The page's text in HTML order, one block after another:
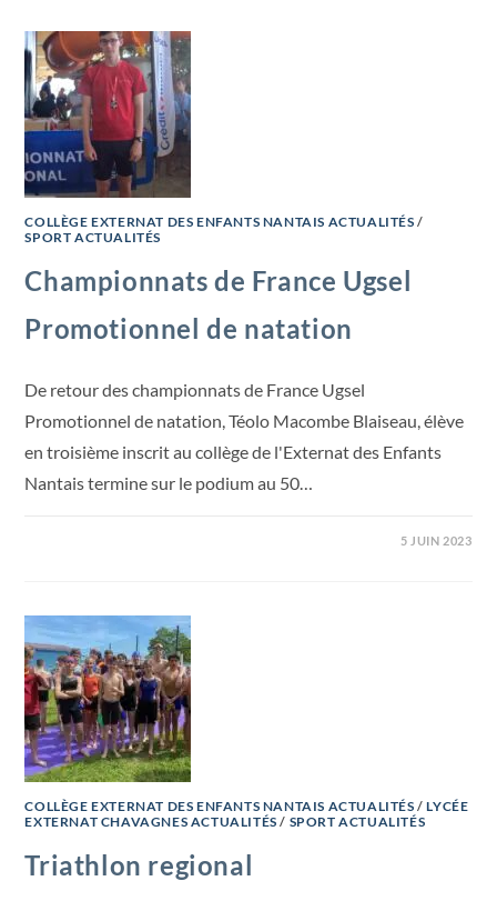
COLLÈGE EXTERNAT DES ENFANTS NANTAIS ACTUALITÉS /
SPORT ACTUALITÉS
Championnats de France Ugsel
Promotionnel de natation
De retour des championnats de France Ugsel
Promotionnel de natation, Téolo Macombe Blaiseau, élève
en troisième inscrit au collège de l'Externat des Enfants
Nantais termine sur le podium au 50…
5 JUIN 2023
COLLÈGE EXTERNAT DES ENFANTS NANTAIS ACTUALITÉS /LYCÉE
EXTERNAT CHAVAGNES ACTUALITÉS / SPORT ACTUALITÉS
Triathlon regional